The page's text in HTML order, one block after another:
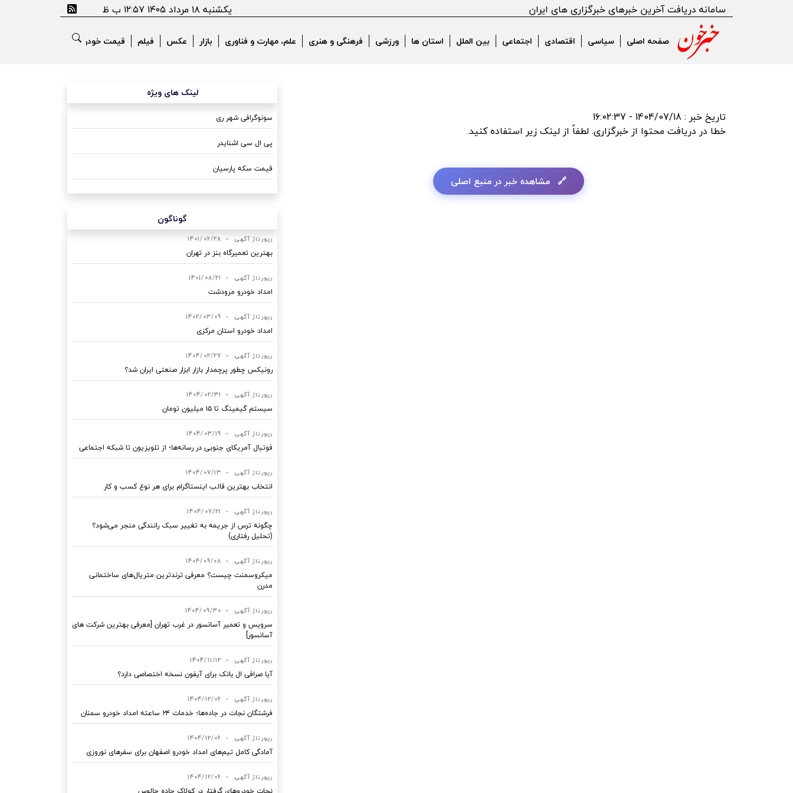
سامانه دریافت آخرین خبرهای خبرگزاری های ایران یکشنبه ۱۸ مرداد ۱۴۰۵ ۱۲:۵۷ ب ظ
صفحه اصلی سیاسی اقتصادی اجتماعی بین الملل استان ها ورزشی فرهنگی و هنری علم، مهارت و فناوری بازار عکس فیلم قیمت خودرو
error:Could not resolve host: tn.ai
تاریخ خبر : 1404/07/18 - 16:02:37
خطا در دریافت محتوا از خبرگزاری. لطفاً از لینک زیر استفاده کنید.
مشاهده خبر در منبع اصلی
لینک های ویژه
سونوگرافی شهر ری
پی ال سی اشنایدر
قیمت سکه پارسیان
گوناگون
رپورتاژ آگهی •
1401/06/28
بهترین تعمیرگاه بنز در تهران
رپورتاژ آگهی •
1401/08/21
امداد خودرو مرودشت
رپورتاژ آگهی •
1402/03/09
امداد خودرو استان مرکزی
رپورتاژ آگهی •
1404/02/27
رونیکس چطور پرچمدار بازار ابزار صنعتی ایران شد؟
رپورتاژ آگهی •
1404/02/31
سیستم گیمینگ تا ۱۵ میلیون تومان
رپورتاژ آگهی •
1404/03/19
فوتبال آمریکای جنوبی در رسانه‌ها؛ از تلویزیون تا شبکه اجتماعی
رپورتاژ آگهی •
1404/07/13
انتخاب بهترین قالب‌ اینستاگرام برای هر نوع کسب‌ و کار
رپورتاژ آگهی •
1404/07/21
چگونه ترس از جریمه به تغییر سبک رانندگی منجر می‌شود؟
(تحلیل رفتاری)
رپورتاژ آگهی •
1404/09/08
میکروسمنت چیست؟ معرفی ترندترین متریال‌های ساختمانی
مدرن
رپورتاژ آگهی •
1404/09/30
سرویس و تعمیر آسانسور در غرب تهران [معرفی بهترین شرکت های
آسانسور]
رپورتاژ آگهی •
1404/11/12
آیا صرافی ال بانک برای آیفون نسخه اختصاصی دارد؟
رپورتاژ آگهی •
1404/12/06
فرشتگان نجات در جاده‌ها؛ خدمات ۲۴ ساعته امداد خودرو سمنان
رپورتاژ آگهی •
1404/12/06
آمادگی کامل تیم‌های امداد خودرو اصفهان برای سفرهای نوروزی
رپورتاژ آگهی •
1404/12/06